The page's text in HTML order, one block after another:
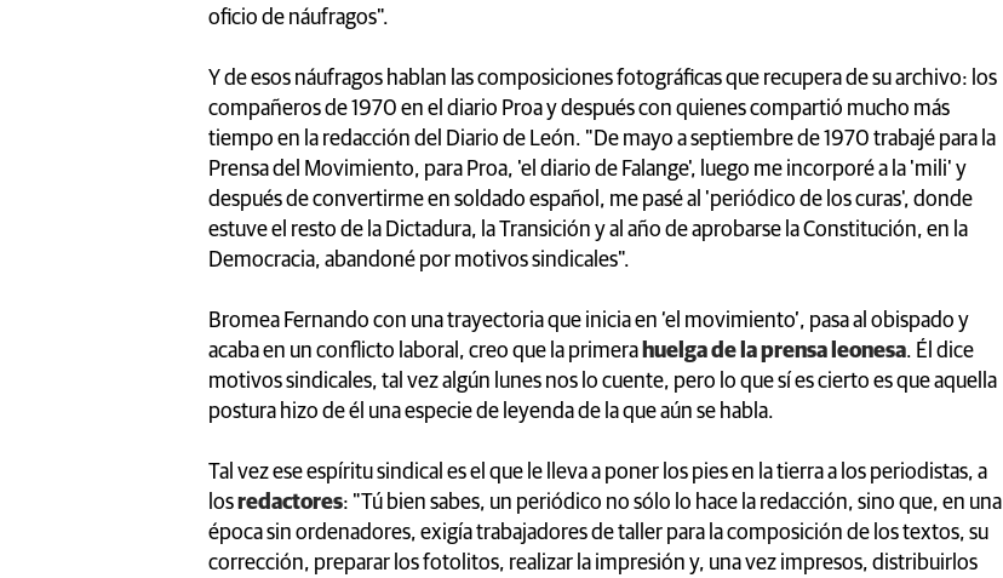
oficio de náufragos".
Y de esos náufragos hablan las composiciones fotográficas que recupera de su archivo: los
compañeros de 1970 en el diario Proa y después con quienes compartió mucho más
tiempo en la redacción del Diario de León. "De mayo a septiembre de 1970 trabajé para la
Prensa del Movimiento, para Proa, 'el diario de Falange', luego me incorporé a la 'mili' y
después de convertirme en soldado español, me pasé al 'periódico de los curas', donde
estuve el resto de la Dictadura, la Transición y al año de aprobarse la Constitución, en la
Democracia, abandoné por motivos sindicales".
Bromea Fernando con una trayectoria que inicia en ‘el movimiento’, pasa al obispado y
acaba en un conflicto laboral, creo que la primera huelga de la prensa leonesa. Él dice
motivos sindicales, tal vez algún lunes nos lo cuente, pero lo que sí es cierto es que aquella
postura hizo de él una especie de leyenda de la que aún se habla.
Tal vez ese espíritu sindical es el que le lleva a poner los pies en la tierra a los periodistas, a
losredactores: "Tú bien sabes, un periódico no sólo lo hace la redacción, sino que, en una
época sin ordenadores, exigía trabajadores de taller para la composición de los textos, su
corrección, preparar los fotolitos, realizar la impresión y, una vez impresos, distribuirlos